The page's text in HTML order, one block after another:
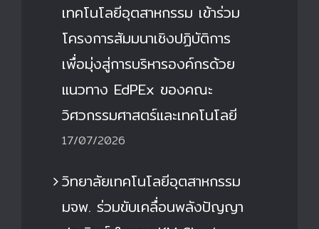
เทคโนโลยีอุตสาหกรรม เข้าร่วม
โครงการสัมมนาเชิงปฏิบัติการ
เพื่อมุ่งสู่การบริหารองค์กรด้วย
แนวทาง EdPEx ของคณะ
วิศวกรรมศาสตร์และเทคโนโลยี
17/07/2026
วิทยาลัยเทคโนโลยีอุตสาหกรรม
มจพ. ร่วมขับเคลื่อนพลังปัญญา